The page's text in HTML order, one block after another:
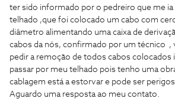
ter sido informado por o pedreiro que me ia
telhado ,que foi colocado um cabo com
diâmetro alimentando uma caixa de
cabos da nós, confirmado por um técnico ,
pedir a remoção de todos cabos colocados
passar por meu telhado pois tenho uma
cablagem está a estorvar e pode ser
Aguardo uma resposta ao meu contato.